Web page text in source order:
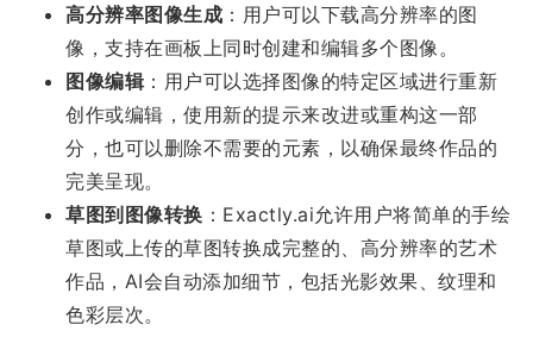
高分辨率图像生成 ：用户可以下载高分辨率的图
像，支持在画板上同时创建和编辑多个图像。
图像编辑：用户可以选择图像的特定区域进行重新
创作或编辑，使用新的提示来改进或重构这一部
分，也可以删除不需要的元素，以确保最终作品的
完美呈现。
草图到图像转换 ：Exactly.ai允许用户将简单的手绘
草图或上传的草图转换成完整的、高分辨率的艺术
作品，AI会自动添加细节，包括光影效果、纹理和
色彩层次。